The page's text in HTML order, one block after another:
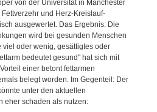
von der Universität in Manchester
und Herz-Kreislauf-
ausgewertet. Das Ergebnis: Die
wird bei gesunden Menschen
oder wenig, gesättigtes oder
bedeutet gesund" hat sich mit
einer betont fettarmen
belegt worden. Im Gegenteil: Der
unter den aktuellen
eher schaden als nutzen: